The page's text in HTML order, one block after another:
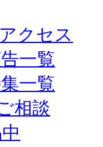
クセス
一覧
一覧
相談